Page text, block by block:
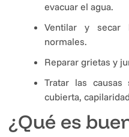
evacuar el agua.
Ventilar y secar
normales.
Reparar grietas y
Tratar las causas
cubierta,
¿Qué es